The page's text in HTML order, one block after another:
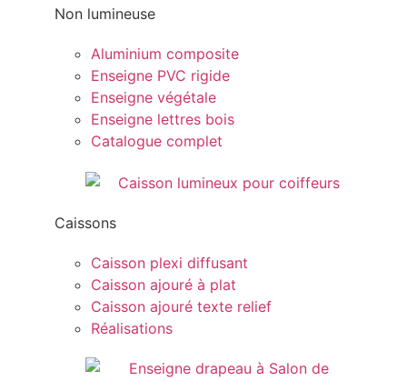
Non lumineuse
Aluminium composite
Enseigne PVC rigide
Enseigne végétale
Enseigne lettres bois
Catalogue complet
Caissons
Caisson plexi diffusant
Caisson ajouré à plat
Caisson ajouré texte relief
Réalisations